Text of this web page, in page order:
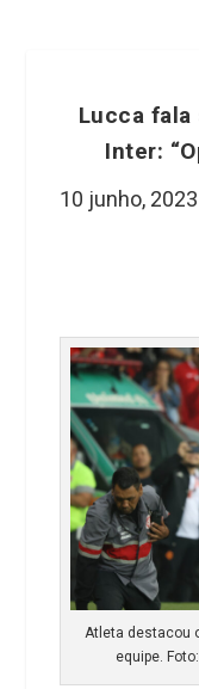
Lucca fala
Inter:
10 junho, 2023
Atleta destacou
equipe.